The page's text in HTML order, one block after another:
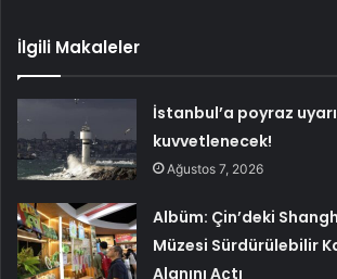
İlgili Makaleler
İstanbul’a poyraz
kuvvetlenecek!
Ağustos 7, 2026
Albüm: Çin’deki
Müzesi Sürdürülebilir
Alanını Açtı